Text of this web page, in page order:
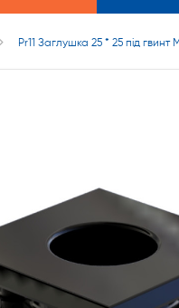
Pr11 Заглушка 25 * 25 під гвинт